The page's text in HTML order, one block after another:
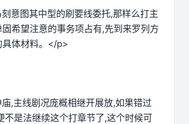
意图其中型的刷要线委托,那样么打主
希望注意的事务项占有,先到来罗列方
具体材料。</p>
,主线剧况庞概相继开展放,如果错过
不是法继续这个打章节了,这个时候可